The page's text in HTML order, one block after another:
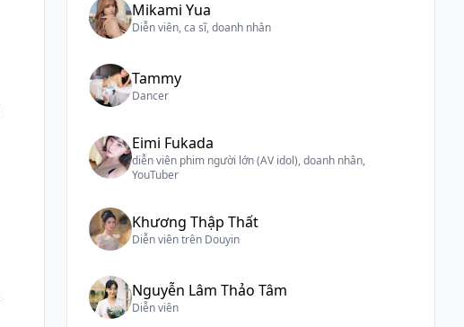
Mikami Yua
Diễn viên, ca sĩ, doanh nhân
Tammy
Dancer
Eimi Fukada
diễn viên phim người lớn (AV idol), doanh nhân,
YouTuber
Khương Thập Thất
Diễn viên trên Douyin
Nguyễn Lâm Thảo Tâm
Diễn viên